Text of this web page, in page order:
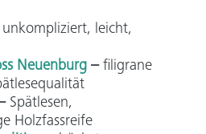
unkompliziert, leicht,
Neuenburg – filigrane
Spätlesen,
Holzfassreife